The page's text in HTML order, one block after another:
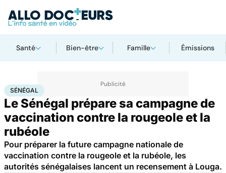
Santé Bien-être Famille Émissions
AccueilSanté Sénégal
SÉNÉGAL
Le Sénégal prépare sa campagne de
vaccination contre la rougeole et la
rubéole
Pour préparer la future campagne nationale de
vaccination contre la rougeole et la rubéole, les
autorités sénégalaises lancent un recensement à Louga.